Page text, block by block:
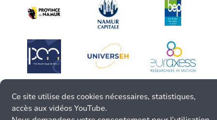
Ce site utilise des cookies nécessaires, statistiques,
accès aux vidéos YouTube.